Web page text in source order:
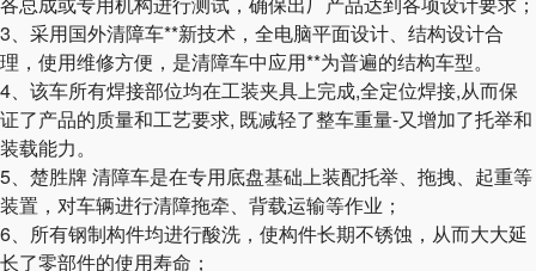
3、采用国外清障车**新技术，全电脑平面设计、结构设计合
理，使用维修方便，是清障车中应用**为普遍的结构车型。
4、该车所有焊接部位均在工装夹具上完成,全定位焊接,从而保
证了产品的质量和工艺要求, 既减轻了整车重量-又增加了托举和
装载能力。
5、楚胜牌 清障车是在专用底盘基础上装配托举、拖拽、起重等
装置，对车辆进行清障拖牵、背载运输等作业；
6、所有钢制构件均进行酸洗，使构件长期不锈蚀，从而大大延
长了零部件的使用寿命；